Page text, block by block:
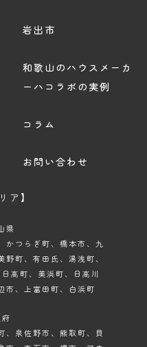
岩出市
和歌山のハウスメーカ
ーハコラボの実例
コラム
お問い合わせ
ア】
県
かつらぎ町、橋本市、九
町、有田氏、湯浅町、
高町、美浜町、日高川
市、上富田町、白浜町
、泉佐野市、熊取町、貝